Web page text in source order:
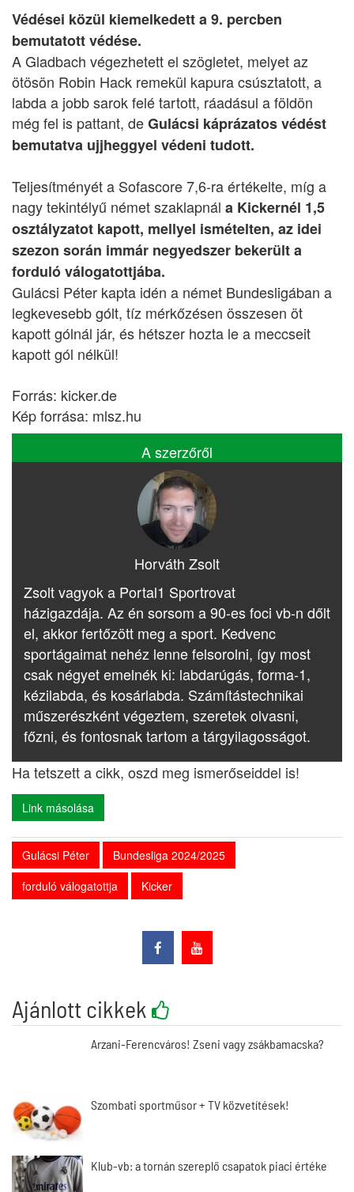
Védései közül kiemelkedett a 9. percben
bemutatott védése.
A Gladbach végezhetett el szögletet, melyet az
ötösön Robin Hack remekül kapura csúsztatott, a
labda a jobb sarok felé tartott, ráadásul a földön
még fel is pattant, deGulácsi káprázatos védést
bemutatva ujjheggyel védeni tudott.
Teljesítményét a Sofascore 7,6-ra értékelte, míg a
nagy tekintélyű német szaklapnál a Kickernél 1,5
osztályzatot kapott, mellyel ismételten, az idei
szezon során immár negyedszer bekerült a
forduló válogatottjába.
Gulácsi Péter kapta idén a német Bundesligában a
legkevesebb gólt, tíz mérkőzésen összesen öt
kapott gólnál jár, és hétszer hozta le a meccseit
kapott gól nélkül!
Forrás: kicker.de
Kép forrása: mlsz.hu
A szerzőről
Horváth Zsolt
Zsolt vagyok a Portal1 Sportrovat
házigazdája. Az én sorsom a 90-es foci vb-n dőlt
el, akkor fertőzött meg a sport. Kedvenc
sportágaimat nehéz lenne felsorolni, így most
csak négyet emelnék ki: labdarúgás, forma-1,
kézilabda, és kosárlabda. Számítástechnikai
műszerészként végeztem, szeretek olvasni,
főzni, és fontosnak tartom a tárgyilagosságot.
Ha tetszett a cikk, oszd meg ismerőseiddel is!
Link másolása
Gulácsi Péter
Bundesliga 2024/2025
forduló válogatottja
Kicker
Ajánlott cikkek
Arzani-Ferencváros! Zseni vagy zsákbamacska?
Szombati sportműsor + TV közvetítések!
Klub-vb: a tornán szereplő csapatok piaci értéke